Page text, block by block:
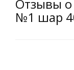
Отзывы о
№1 шар